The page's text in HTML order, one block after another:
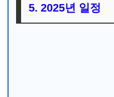
5. 2025년 일정